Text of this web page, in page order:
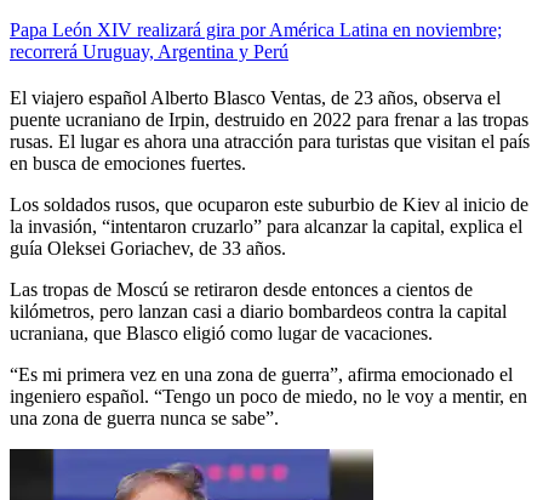
Papa León XIV realizará gira por América Latina en noviembre;
recorrerá Uruguay, Argentina y Perú
El viajero español Alberto Blasco Ventas, de 23 años, observa el
puente ucraniano de Irpin, destruido en 2022 para frenar a las tropas
rusas. El lugar es ahora una atracción para turistas que visitan el país
en busca de emociones fuertes.
Los soldados rusos, que ocuparon este suburbio de Kiev al inicio de
la invasión, “intentaron cruzarlo” para alcanzar la capital, explica el
guía Oleksei Goriachev, de 33 años.
Las tropas de Moscú se retiraron desde entonces a cientos de
kilómetros, pero lanzan casi a diario bombardeos contra la capital
ucraniana, que Blasco eligió como lugar de vacaciones.
“Es mi primera vez en una zona de guerra”, afirma emocionado el
ingeniero español. “Tengo un poco de miedo, no le voy a mentir, en
una zona de guerra nunca se sabe”.